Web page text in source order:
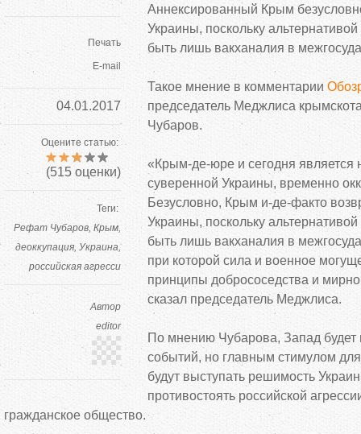
Печать
E-mail
04.01.2017
Оцените статью:
(515 оценки)
Теги:
Рефат Чубаров Крым
деоккупация Украина
российская агресси
Автор
editor
Аннексированный Крым
Украины, поскольку
быть лишь вакханалия в
Такое мнение в комментарии
председатель Меджлиса
Чубаров.
«Крым-де-юре и сегодня
суверенной Украины, временно
Безусловно, Крым и-де-факто
Украины, поскольку
быть лишь вакханалия в
при которой сила и военное
принципы добрососедства и
сказал председатель Меджлиса.
По мнению Чубарова, Запад будет
событий, но главным стимулом
будут выступать решимость
противостоять российской
гражданское общество.